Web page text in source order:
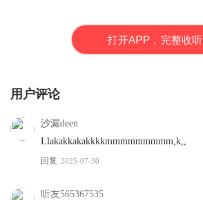
打开APP，完整收听
用户评论
沙漏deen
Llakakkakakkkkmmmmmmmmm,k,,
回复 2025-07-30
听友565367535